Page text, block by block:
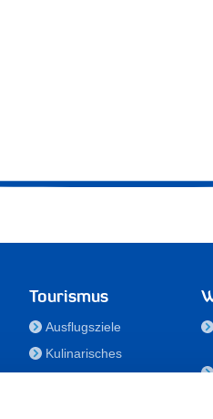
Tourismus
Ausflugsziele
Kulinarisches